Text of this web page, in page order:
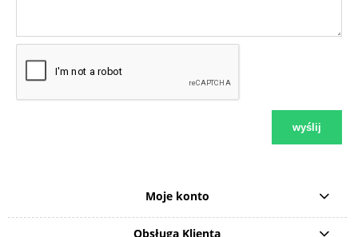
wyślij
Moje konto
Obsługa Klienta